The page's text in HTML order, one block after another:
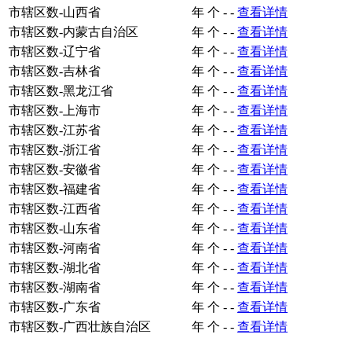
市辖区数-山西省
年 个 - - 查看详情
市辖区数-内蒙古自治区
年 个 - - 查看详情
市辖区数-辽宁省
年 个 - - 查看详情
市辖区数-吉林省
年 个 - - 查看详情
市辖区数-黑龙江省
年 个 - - 查看详情
市辖区数-上海市
年 个 - - 查看详情
市辖区数-江苏省
年 个 - - 查看详情
市辖区数-浙江省
年 个 - - 查看详情
市辖区数-安徽省
年 个 - - 查看详情
市辖区数-福建省
年 个 - - 查看详情
市辖区数-江西省
年 个 - - 查看详情
市辖区数-山东省
年 个 - - 查看详情
市辖区数-河南省
年 个 - - 查看详情
市辖区数-湖北省
年 个 - - 查看详情
市辖区数-湖南省
年 个 - - 查看详情
市辖区数-广东省
年 个 - - 查看详情
市辖区数-广西壮族自治区
年 个 - - 查看详情